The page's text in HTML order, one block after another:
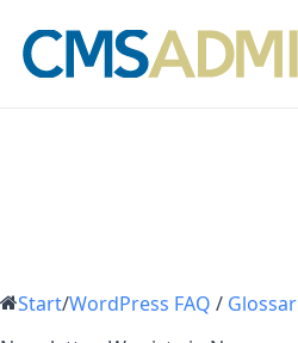
Start/WordPress FAQ / Glossar